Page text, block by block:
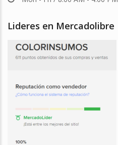
Lideres en Mercadolibre